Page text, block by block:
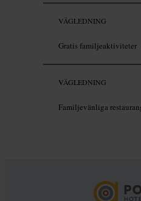
VÄGLEDNING
Gratis familjeaktiviteter
VÄGLEDNING
Familjevänliga